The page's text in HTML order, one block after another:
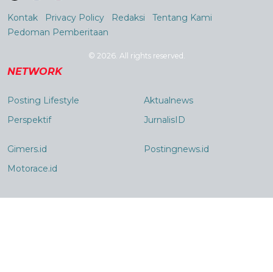
Kontak Privacy Policy Redaksi
Tentang Kami
Pedoman Pemberitaan
© 2026. All rights reserved.
NETWORK
Posting Lifestyle
Perspektif
Aktualnews
JurnalisID
Gimers.id
Motorace.id
Postingnews.id